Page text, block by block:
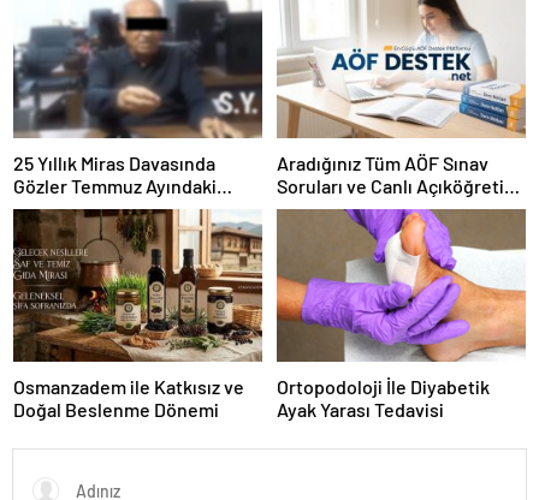
25 Yıllık Miras Davasında
Gözler Temmuz Ayındaki
Karar Duruşmasına Çevrildi
Aradığınız Tüm AÖF Sınav
Soruları ve Canlı Açıköğretim
Forumu Burada
Osmanzadem ile Katkısız ve
Doğal Beslenme Dönemi
Ortopodoloji İle Diyabetik
Ayak Yarası Tedavisi